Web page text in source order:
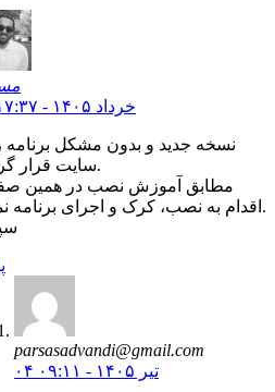
۲۴ خرداد ۱۴۰۵ - ۱۷:۳۷
نسخه جدید و بدون مشکل برنامه
سایت قرار گرفت.
مطابق آموزش نصب در همین
اقدام به نصب، کرک و اجرای برنامه نمایید.
parsasadvandi@gmail.com
۰۴ تیر ۱۴۰۵ - ۰۹:۱۱